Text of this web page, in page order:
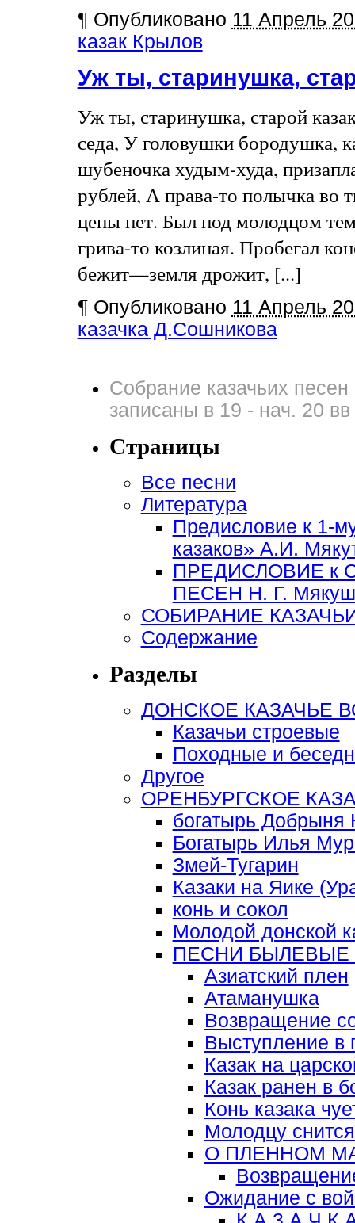
¶ Опубликовано 11 Апрель
казак Крылов
Уж ты, старинушка,
Уж ты, старинушка, старой
седа, У головушки бородушка,
шубеночка худым-худа,
рублей, А права-то полычка во
цены нет. Был под молодцом
грива-то козлиная. Пробегал
бежит—земля дрожит, [...]
¶ Опубликовано 11 Апрель
казачка Д.Сошникова
Собрание казачьих
записаны в 19 - нач. 20 вв
Страницы
Все песни
Литература
Предисловие к 1-
казаков» А.И.
ПРЕДИСЛОВИЕ к
ПЕСЕН Н. Г.
СОБИРАНИЕ
Содержание
Разделы
ДОНСКОЕ КАЗАЧЬЕ
Казачьи строевые
Походные и
Другое
ОРЕНБУРГСКОЕ
богатырь Добрыня
Богатырь Илья
Змей-Тугарин
Казаки на Яике
конь и сокол
Молодой донской
ПЕСНИ
Азиатский плен
Атаманушка
Возвращение
Выступление в
Казак на
Казак ранен в
Конь казака
Молодцу
О ПЛЕННОМ
Ожидание с